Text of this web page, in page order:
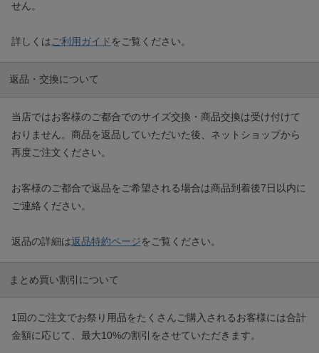
せん。
詳しくはご利用ガイド をご覧ください。
返品・交換について
当店ではお客様のご都合でのサイズ交換・商品交換は受け付けて
おりません。商品を返品していただいた後、ネットショップから
再度ご注文ください。
お客様のご都合で返品をご希望される場合は商品到着後7日以内に
ご連絡ください。
返品の詳細は返品特約ページをご覧ください。
まとめ買い割引について
1回のご注文でお祭り用品をたくさんご購入されるお客様には合計
金額に応じて、最大10%の割引をさせていただきます。